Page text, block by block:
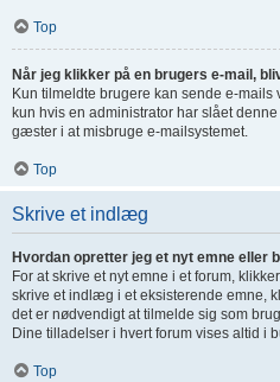
Top
Når jeg klikker på en brugers e-mail,
Kun tilmeldte brugere kan sende e-
kun hvis en administrator har slået
gæster i at misbruge e-mailsystemet.
Top
Skrive et indlæg
Hvordan opretter jeg et nyt emne eller
For at skrive et nyt emne i et forum,
skrive et indlæg i et eksisterende emne,
det er nødvendigt at tilmelde sig som
Dine tilladelser i hvert forum vises altid i
Top